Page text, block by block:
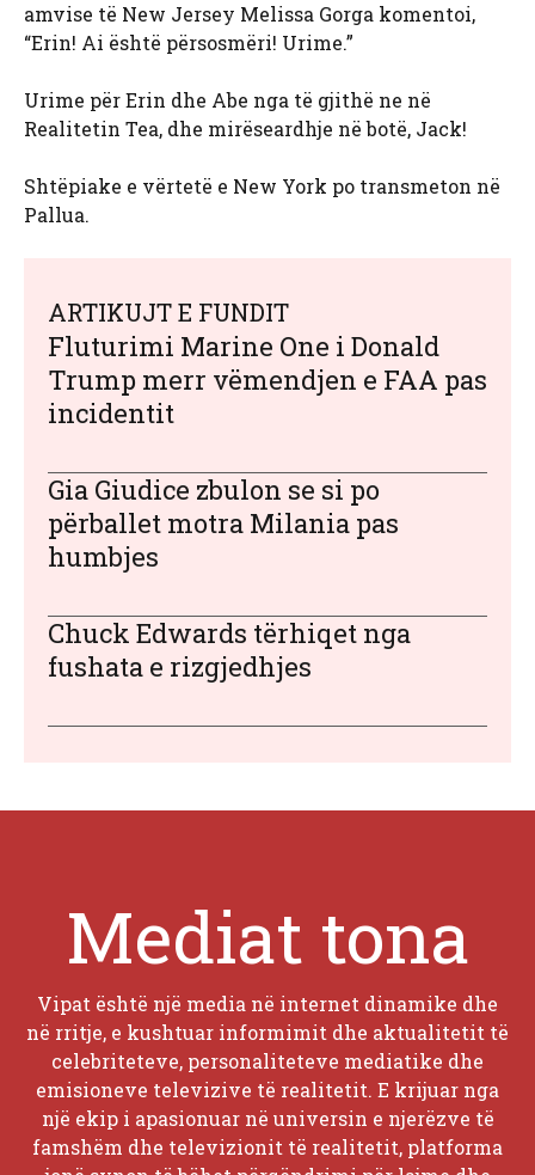
amvise të New Jersey Melissa Gorga komentoi,
“Erin! Ai është përsosmëri! Urime.”
Urime për Erin dhe Abe nga të gjithë ne në
Realitetin Tea, dhe mirëseardhje në botë, Jack!
Shtëpiake e vërtetë e New York po transmeton në
Pallua.
ARTIKUJT E FUNDIT
Fluturimi Marine One i Donald
Trump merr vëmendjen e FAA pas
incidentit
Gia Giudice zbulon se si po
përballet motra Milania pas
humbjes
Chuck Edwards tërhiqet nga
fushata e rizgjedhjes
Mediat tona
Vipat është një media në internet dinamike dhe
në rritje, e kushtuar informimit dhe aktualitetit të
celebriteteve, personaliteteve mediatike dhe
emisioneve televizive të realitetit. E krijuar nga
një ekip i apasionuar në universin e njerëzve të
famshëm dhe televizionit të realitetit, platforma